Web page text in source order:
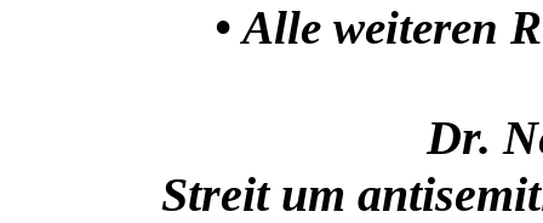
•Alle weiteren
Dr.
Streit um